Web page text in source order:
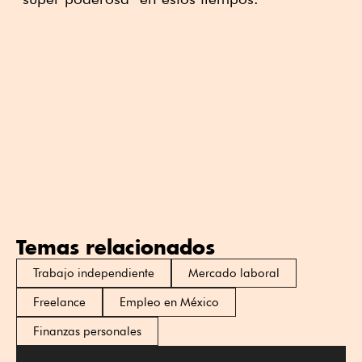
Temas relacionados
Trabajo independiente
Mercado laboral
Freelance
Empleo en México
Finanzas personales